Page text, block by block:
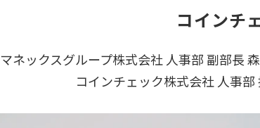
コインチ
マネックスグループ株式会社 人事部 副部長
コインチェック株式会社 人事